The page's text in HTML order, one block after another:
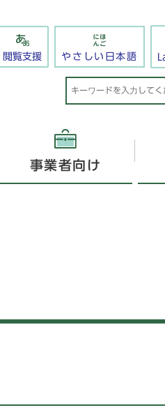
閲覧支援 やさしい日本語
事業者向け